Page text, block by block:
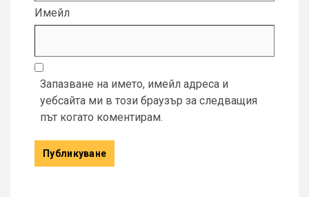
Имейл
Запазване на името, имейл адреса и
уебсайта ми в този браузър за следващия
път когато коментирам.